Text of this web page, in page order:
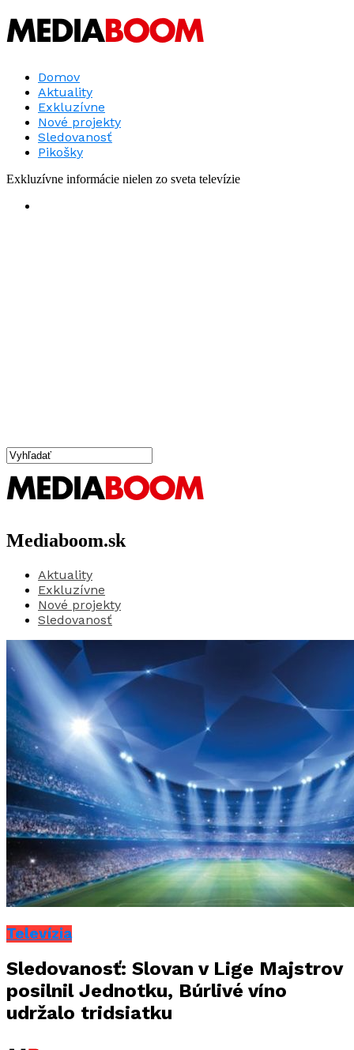
Domov
Aktuality
Exkluzívne
Nové projekty
Sledovanosť
Pikošky
Exkluzívne informácie nielen zo sveta televízie
Mediaboom.sk
Aktuality
Exkluzívne
Nové projekty
Sledovanosť
Televízia
Sledovanosť: Slovan v Lige Majstrov
posilnil Jednotku, Búrlivé víno
udržalo tridsiatku